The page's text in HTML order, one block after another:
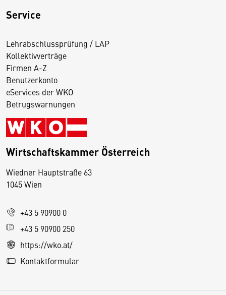
Service
Lehrabschlussprüfung / LAP
Kollektivverträge
Firmen A-Z
Benutzerkonto
eServices der WKO
Betrugswarnungen
Wirtschaftskammer Österreich
Wiedner Hauptstraße 63
1045 Wien
+43 5 90900 0
+43 5 90900 250
https://wko.at/
Kontaktformular
D
s
e
S
e